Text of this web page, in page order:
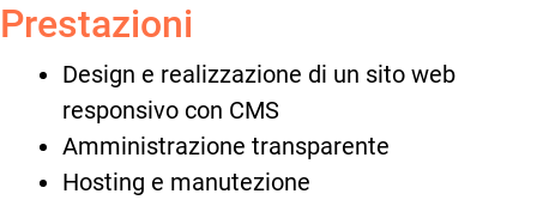
Prestazioni
Design e realizzazione di un sito web
responsivo con CMS
Amministrazione transparente
Hosting e manutezione